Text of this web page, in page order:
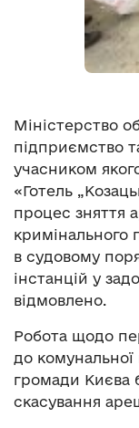
Міністерство
підприємство
учасником
«Готель
процес зняття
кримінального
в судовому
інстанцій у
відмовлено.
Робота щодо
до комунальної
громади Києва
скасування